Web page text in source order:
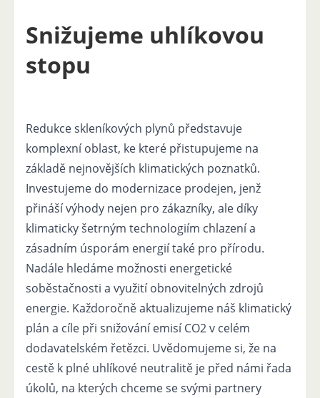
Snižujeme uhlíkovou
stopu
Redukce skleníkových plynů představuje
komplexní oblast, ke které přistupujeme na
základě nejnovějších klimatických poznatků.
Investujeme do modernizace prodejen, jenž
přináší výhody nejen pro zákazníky, ale díky
klimaticky šetrným technologiím chlazení a
zásadním úsporám energií také pro přírodu.
Nadále hledáme možnosti energetické
soběstačnosti a využití obnovitelných zdrojů
energie. Každoročně aktualizujeme náš klimatický
plán a cíle při snižování emisí CO2 v celém
dodavatelském řetězci. Uvědomujeme si, že na
cestě k plné uhlíkové neutralitě je před námi řada
úkolů, na kterých chceme se svými partnery